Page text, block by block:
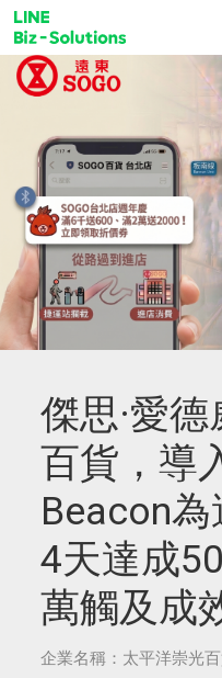
傑思·愛德
百貨，導
Beacon為
4天達成
萬觸及成
企業名稱：太平洋崇光